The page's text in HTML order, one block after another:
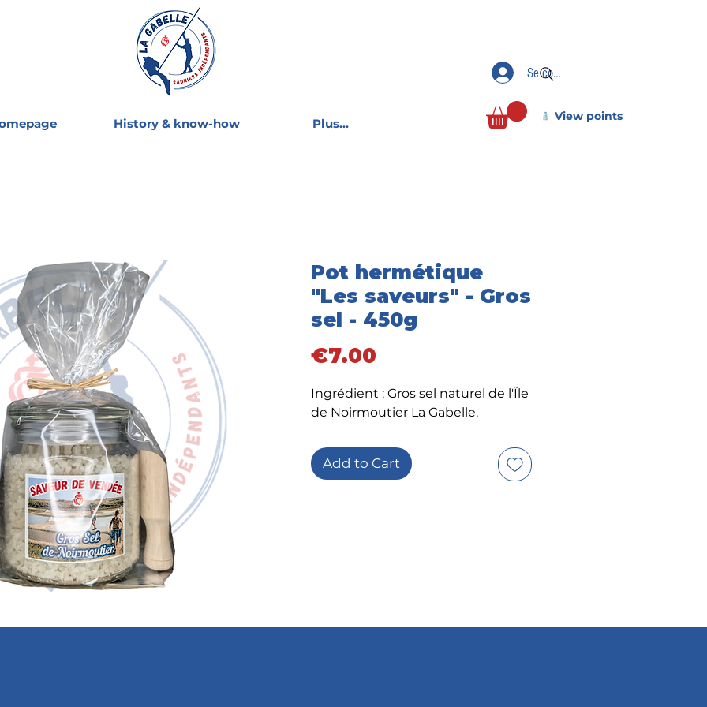
History & know-how Plus...
Se connecter
View points
Pot hermétique
"Les saveurs" - Gros
sel - 450g
€7.00
Ingrédient : Gros sel naturel de l'Île
de Noirmoutier La Gabelle.
Add to Cart